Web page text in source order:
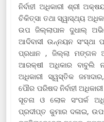
ନିର୍ବାହୀ ଅଧିକାରୀ ଶ୍ରୀ
ଚିକିତ୍ସା ତଥା ସ୍ୱାସ୍ଥ୍ୟ
ଉପ ଜିଲ୍ଲାପାଳ ଦୁଧାଲ୍
ଆଦିବାସୀ ଉନ୍ନୟନ
ପ୍ରଧାନ , ଜିଲ୍ଲା ମଙ୍ଗଳ
ଆରକ୍ଷୀ ଅଧିକାର ବାବୁଲି
ଅଧିକାରୀ ସ୍ୱସ୍ତିକ
ପୌର ପରିଷଦ ନିର୍ବାହୀ
ସୂଚନା ଓ ଲୋକ ସଂପର୍କ
ପ୍ରଦୀପ୍ତ କୁମାର ଦଳାଇ,